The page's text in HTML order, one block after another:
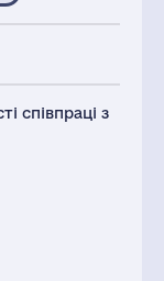
співпраці з